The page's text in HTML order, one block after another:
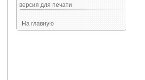
версия для печати
На главную